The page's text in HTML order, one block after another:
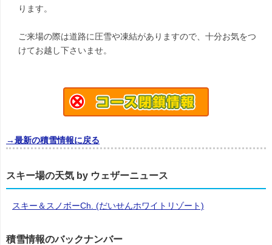
ります。
ご来場の際は道路に圧雪や凍結がありますので、十分お気をつ
けてお越し下さいませ。
→最新の積雪情報に戻る
スキー場の天気 by ウェザーニュース
スキー＆スノボーCh. (だいせんホワイトリゾート)
積雪情報のバックナンバー